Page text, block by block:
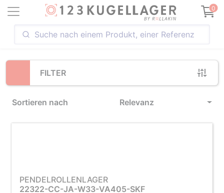
0
FILTER
Sortieren nach Relevanz
Loading...
PENDELROLLENLAGER
22322-CC-JA-W33-VA405-SKF